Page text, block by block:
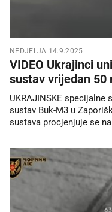
NEDJELJA 14.9.2025.
VIDEO Ukrajinci
sustav vrijedan 50
UKRAJINSKE
sustav Buk-M3 u
sustava procjenjuje se